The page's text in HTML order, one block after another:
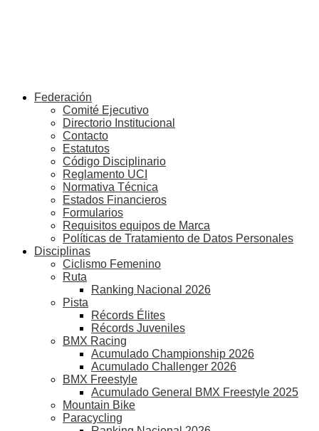
Federación
Comité Ejecutivo
Directorio Institucional
Contacto
Estatutos
Código Disciplinario
Reglamento UCI
Normativa Técnica
Estados Financieros
Formularios
Requisitos equipos de Marca
Políticas de Tratamiento de Datos Personales
Disciplinas
Ciclismo Femenino
Ruta
Ranking Nacional 2026
Pista
Récords Élites
Récords Juveniles
BMX Racing
Acumulado Championship 2026
Acumulado Challenger 2026
BMX Freestyle
Acumulado General BMX Freestyle 2025
Mountain Bike
Paracycling